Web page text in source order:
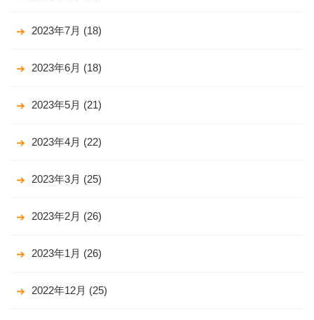
2023年7月 (18)
2023年6月 (18)
2023年5月 (21)
2023年4月 (22)
2023年3月 (25)
2023年2月 (26)
2023年1月 (26)
2022年12月 (25)